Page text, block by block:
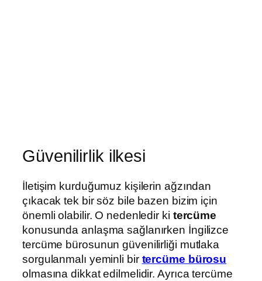
Güvenilirlik ilkesi
İletişim kurduğumuz kişilerin ağzından
çıkacak tek bir söz bile bazen bizim için
önemli olabilir. O nedenledir ki tercüme
konusunda anlaşma sağlanırken İngilizce
tercüme bürosunun güvenilirliği mutlaka
sorgulanmalı yeminli bir tercüme bürosu
olmasına dikkat edilmelidir. Ayrıca tercüme